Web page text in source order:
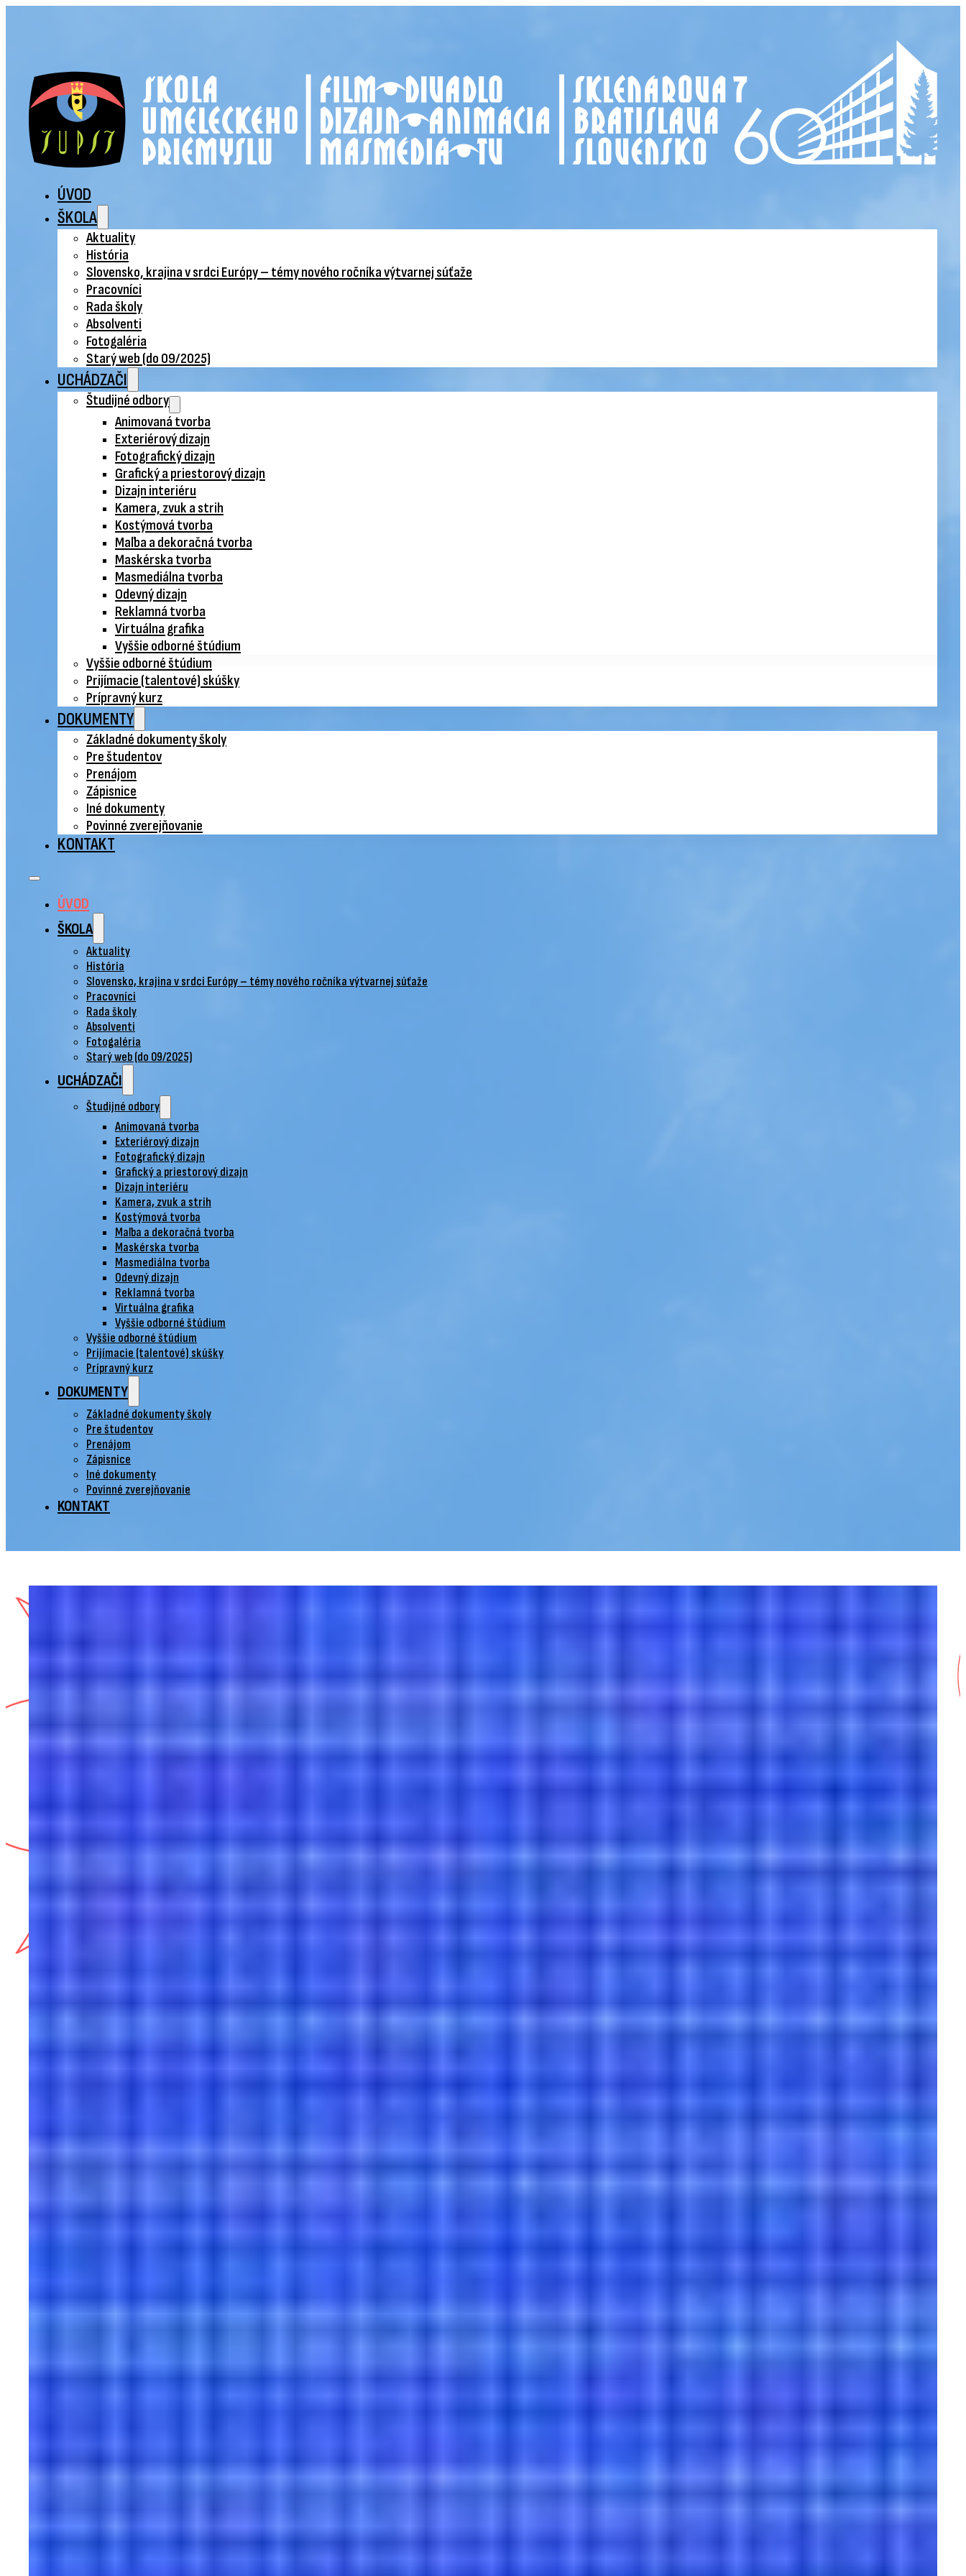
ÚVOD
ŠKOLA
Aktuality
História
Slovensko, krajina v srdci Európy – témy nového ročníka výtvarnej súťaže
Pracovníci
Rada školy
Absolventi
Fotogaléria
Starý web (do 09/2025)
UCHÁDZAČI
Študijné odbory
Animovaná tvorba
Exteriérový dizajn
Fotografický dizajn
Grafický a priestorový dizajn
Dizajn interiéru
Kamera, zvuk a strih
Kostýmová tvorba
Maľba a dekoračná tvorba
Maskérska tvorba
Masmediálna tvorba
Odevný dizajn
Reklamná tvorba
Virtuálna grafika
Vyššie odborné štúdium
Vyššie odborné štúdium
Prijímacie (talentové) skúšky
Prípravný kurz
DOKUMENTY
Základné dokumenty školy
Pre študentov
Prenájom
Zápisnice
Iné dokumenty
Povinné zverejňovanie
KONTAKT
ÚVOD
ŠKOLA
Aktuality
História
Slovensko, krajina v srdci Európy – témy nového ročníka výtvarnej súťaže
Pracovníci
Rada školy
Absolventi
Fotogaléria
Starý web (do 09/2025)
UCHÁDZAČI
Študijné odbory
Animovaná tvorba
Exteriérový dizajn
Fotografický dizajn
Grafický a priestorový dizajn
Dizajn interiéru
Kamera, zvuk a strih
Kostýmová tvorba
Maľba a dekoračná tvorba
Maskérska tvorba
Masmediálna tvorba
Odevný dizajn
Reklamná tvorba
Virtuálna grafika
Vyššie odborné štúdium
Vyššie odborné štúdium
Prijímacie (talentové) skúšky
Prípravný kurz
DOKUMENTY
Základné dokumenty školy
Pre študentov
Prenájom
Zápisnice
Iné dokumenty
Povinné zverejňovanie
KONTAKT